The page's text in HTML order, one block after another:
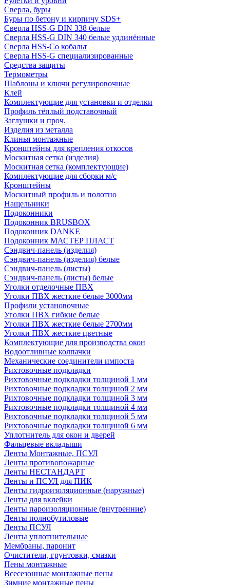
Сверла, буры
Буры по бетону и кирпичу SDS+
Сверла HSS-G DIN 338 белые
Сверла HSS-G DIN 340 белые удлинённые
Сверла HSS-Co кобальт
Сверла HSS-G специализированные
Средства защиты
Термометры
Шаблоны и ключи регулировочные
Клей
Комплектующие для установки и отделки
Профиль тёплый подставочный
Заглушки и проч.
Изделия из металла
Клинья монтажные
Кронштейны для крепления откосов
Москитная сетка (изделия)
Москитная сетка (комплектующие)
Комплектующие для сборки м/с
Кронштейны
Москитный профиль и полотно
Нащельники
Подоконники
Подоконник BRUSBOX
Подоконник DANKE
Подоконник МАСТЕР ПЛАСТ
Сэндвич-панель (изделия)
Сэндвич-панель (изделия) белые
Сэндвич-панель (листы)
Сэндвич-панель (листы) белые
Уголки отделочные ПВХ
Уголки ПВХ жесткие белые 3000мм
Профили установочные
Уголки ПВХ гибкие белые
Уголки ПВХ жесткие белые 2700мм
Уголки ПВХ жесткие цветные
Комплектующие для производства окон
Водоотливные колпачки
Механические соединители импоста
Рихтовочные подкладки
Рихтовочные подкладки толщиной 1 мм
Рихтовочные подкладки толщиной 2 мм
Рихтовочные подкладки толщиной 3 мм
Рихтовочные подкладки толщиной 4 мм
Рихтовочные подкладки толщиной 5 мм
Рихтовочные подкладки толщиной 6 мм
Уплотнитель для окон и дверей
Фальцевые вкладыши
Ленты Монтажные, ПСУЛ
Ленты противопожарные
Ленты НЕСТАНДАРТ
Ленты и ПСУЛ для ПИК
Ленты гидроизоляционные (наружные)
Ленты для вклейки
Ленты пароизоляционные (внутренние)
Ленты полнобутиловые
Ленты ПСУЛ
Ленты уплотнительные
Мембраны, паронит
Очистители, грунтовки, смазки
Пены монтажные
Всесезонные монтажные пены
Зимние монтажные пены